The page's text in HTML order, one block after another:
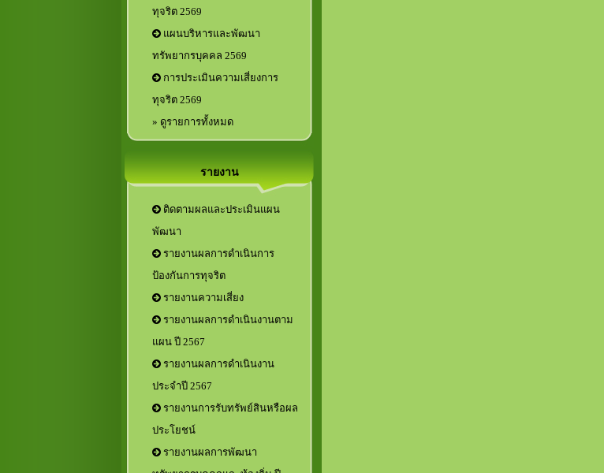
ทุจริต 2569
แผนบริหารและพัฒนา
ทรัพยากรบุคคล 2569
การประเมินความเสี่ยงการ
ทุจริต 2569
» ดูรายการทั้งหมด
รายงาน
ติดตามผลและประเมินแผน
พัฒนา
รายงานผลการดำเนินการ
ป้องกันการทุจริต
รายงานความเสี่ยง
รายงานผลการดำเนินงานตาม
แผน ปี 2567
รายงานผลการดำเนินงาน
ประจำปี 2567
รายงานการรับทรัพย์สินหรือผล
ประโยชน์
รายงานผลการพัฒนา